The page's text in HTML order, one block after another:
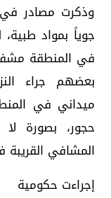
وذكرت مصادر في
جوياً بمواد
في المنطقة
بعضهم جراء
ميداني في
حجور، بصورة
المشافي
إجراءت حكومية